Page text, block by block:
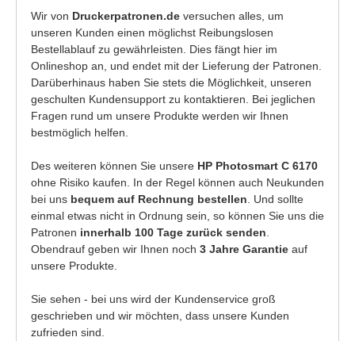
Wir von Druckerpatronen.de versuchen alles, um
unseren Kunden einen möglichst Reibungslosen
Bestellablauf zu gewährleisten. Dies fängt hier im
Onlineshop an, und endet mit der Lieferung der Patronen.
Darüberhinaus haben Sie stets die Möglichkeit, unseren
geschulten Kundensupport zu kontaktieren. Bei jeglichen
Fragen rund um unsere Produkte werden wir Ihnen
bestmöglich helfen.
Des weiteren können Sie unsere HP Photosmart C 6170
ohne Risiko kaufen. In der Regel können auch Neukunden
bei uns bequem auf Rechnung bestellen . Und sollte
einmal etwas nicht in Ordnung sein, so können Sie uns die
Patronen innerhalb 100 Tage zurück senden
Obendrauf geben wir Ihnen noch 3 Jahre Garantie auf
unsere Produkte.
Sie sehen - bei uns wird der Kundenservice groß
geschrieben und wir möchten, dass unsere Kunden
zufrieden sind.